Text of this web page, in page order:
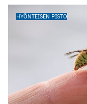
HYÖNTEISEN PISTO